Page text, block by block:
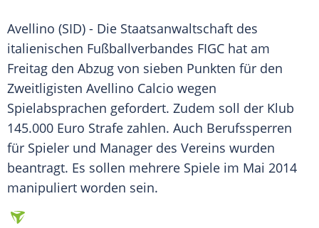
Avellino (SID) - Die Staatsanwaltschaft des
italienischen Fußballverbandes FIGC hat am
Freitag den Abzug von sieben Punkten für den
Zweitligisten Avellino Calcio wegen
Spielabsprachen gefordert. Zudem soll der Klub
145.000 Euro Strafe zahlen. Auch Berufssperren
für Spieler und Manager des Vereins wurden
beantragt. Es sollen mehrere Spiele im Mai 2014
manipuliert worden sein.